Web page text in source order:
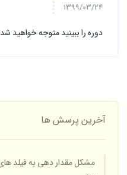
1399/03/24
دوره را ببینید متوجه خواهید شد
آخرین پرسش ها